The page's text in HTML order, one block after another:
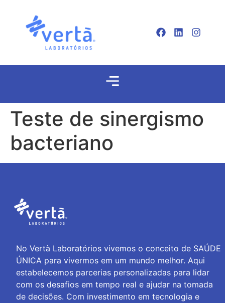
Teste de sinergismo
bacteriano
No Vertà Laboratórios vivemos o conceito de SAÚDE
ÚNICA para vivermos em um mundo melhor. Aqui
estabelecemos parcerias personalizadas para lidar
com os desafios em tempo real e ajudar na tomada
de decisões. Com investimento em tecnologia e